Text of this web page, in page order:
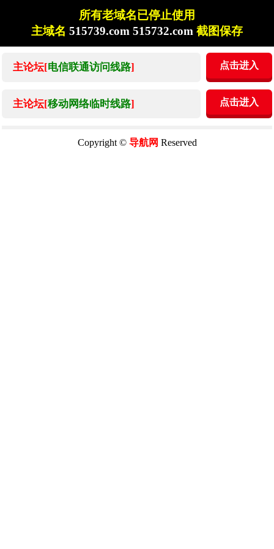
所有老域名已停止使用
主域名 515739.com 515732.com 截图保存
主论坛[电信联通访问线路] 点击进入
主论坛[移动网络临时线路] 点击进入
Copyright © 导航网 Reserved